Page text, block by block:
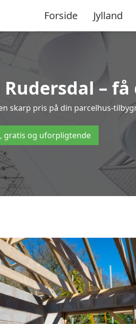
Forside Jylland
–
skarp pris på din parcelhus-
gratis og uforpligtende